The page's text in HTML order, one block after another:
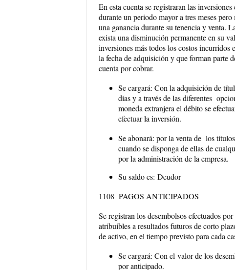
En esta cuenta se registraran las
durante un periodo mayor a tres meses
una ganancia durante su tenencia y venta.
exista una disminución permanente en su
inversiones más todos los costos
la fecha de adquisición y que forman parte
cuenta por cobrar.
Se cargará: Con la adquisición de
días y a través de las diferentes
moneda extranjera el débito se
efectuar la inversión.
Se abonará: por la venta de los
cuando se disponga de ellas de
por la administración de la empresa.
Su saldo es: Deudor
1108 PAGOS ANTICIPADOS
Se registran los desembolsos efectuados
atribuibles a resultados futuros de corto
de activo, en el tiempo previsto para cada
Se cargará: Con el valor de los
por anticipado.